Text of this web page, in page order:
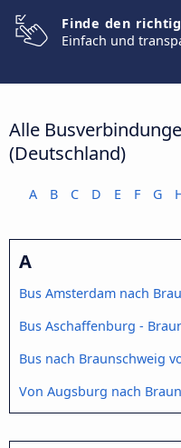
Finde den
Einfach und
Alle
(Deutschland)
A B C D E F G
A
Bus Amsterdam nach
Bus Aschaffenburg -
Bus nach Braunschweig
Von Augsburg nach